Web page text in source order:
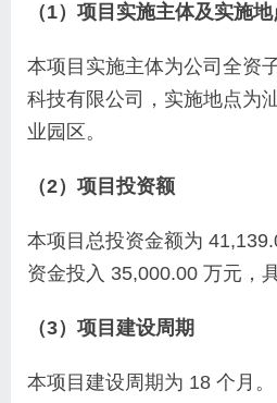
（1）项目实施主体及实施地
本项目实施主体为公司全资
科技有限公司，实施地点为
业园区。
（2）项目投资额
本项目总投资金额为
资金投入 35,000.00 万元，
（3）项目建设周期
本项目建设周期为 18 个月。